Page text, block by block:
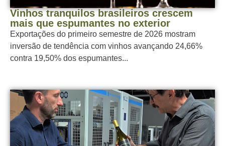
Vinhos tranquilos brasileiros crescem
mais que espumantes no exterior
Exportações do primeiro semestre de 2026 mostram
inversão de tendência com vinhos avançando 24,66%
contra 19,50% dos espumantes...